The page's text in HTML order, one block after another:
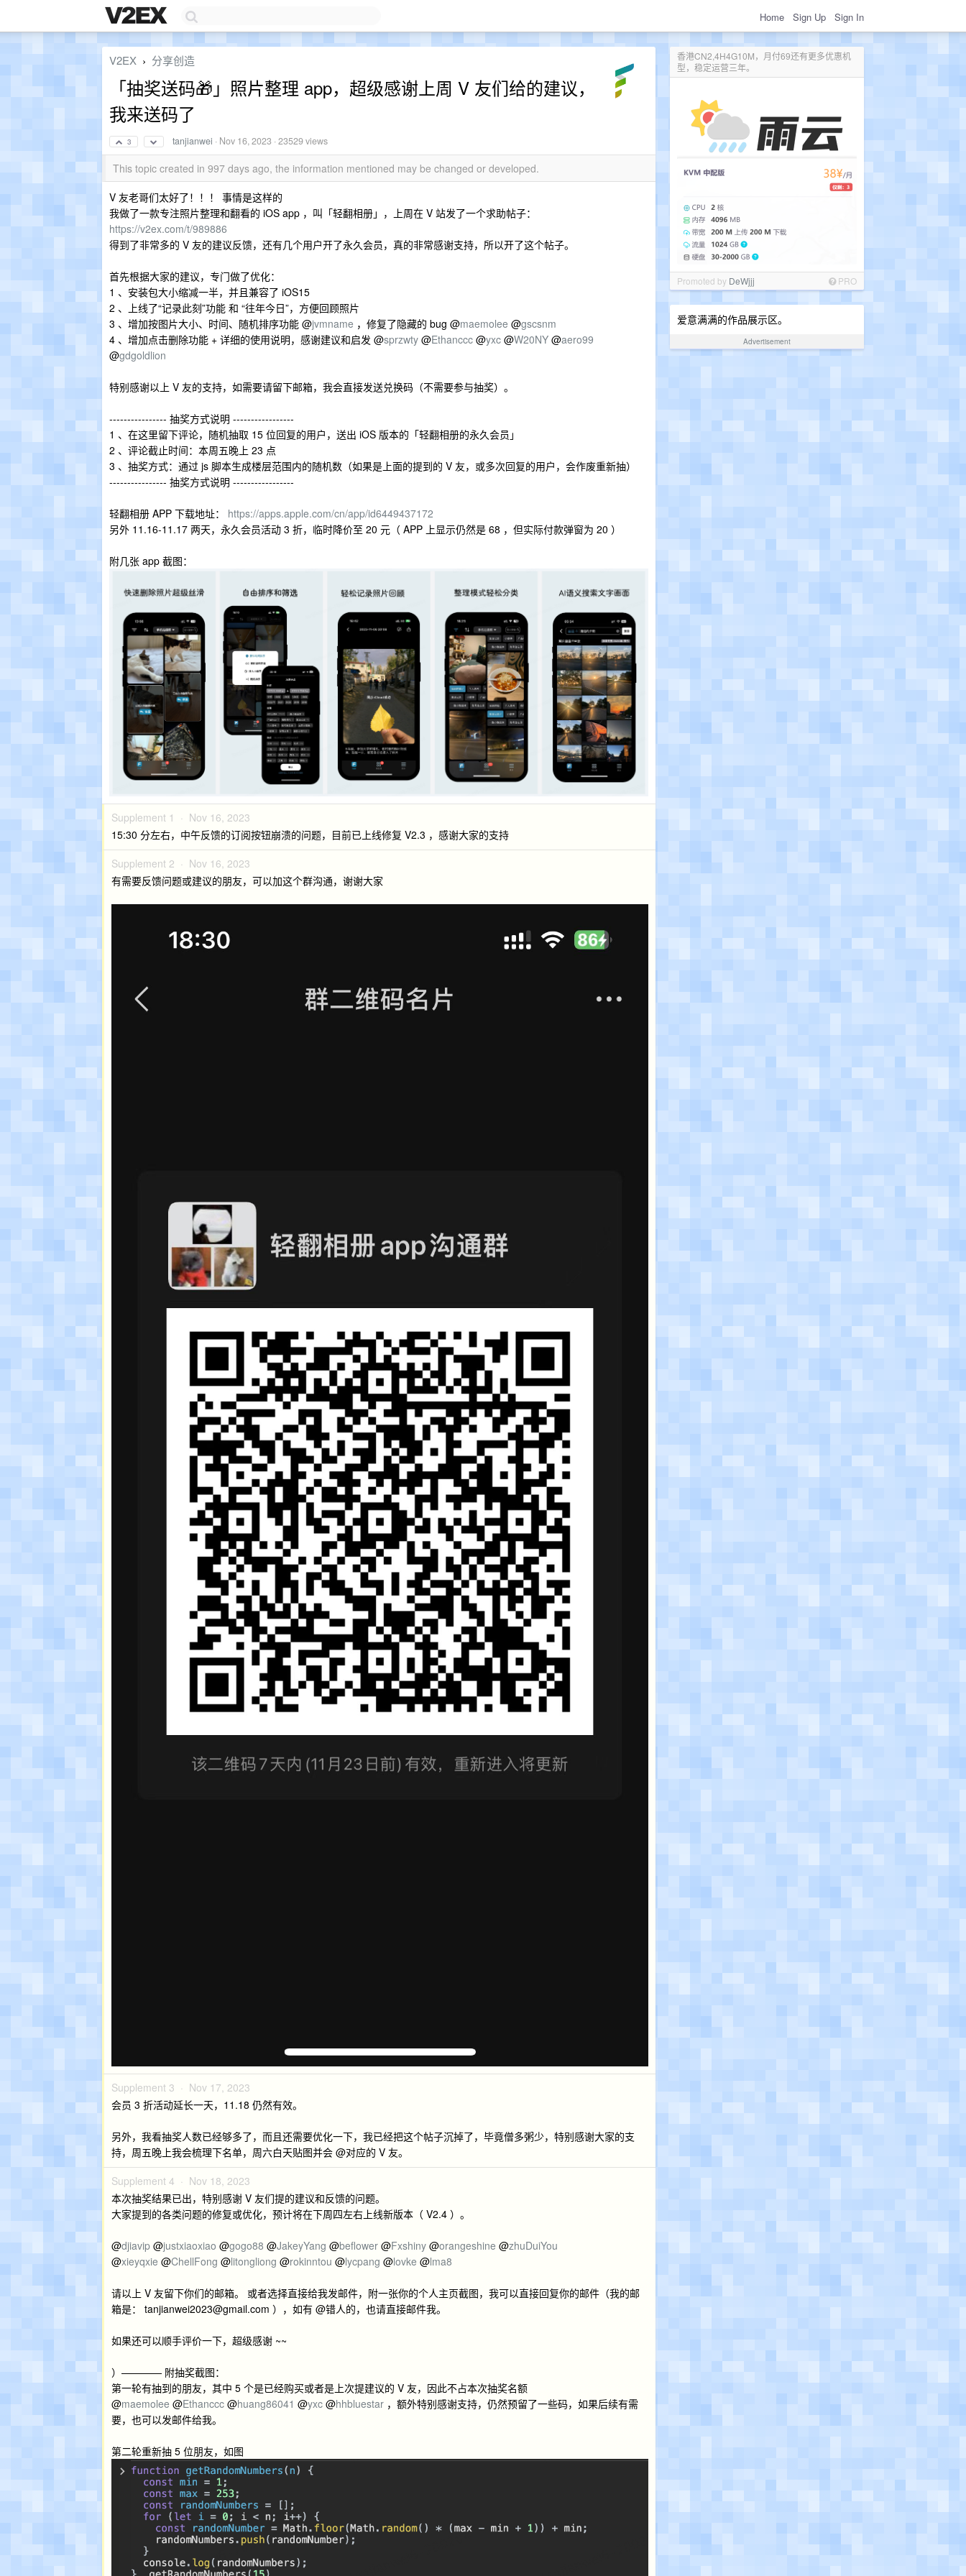
Home Sign Up Sign In
香港CN2,4H4G10M，月付69还有更多优惠机
型，稳定运营三年。
Promoted by DeWjjj PRO
爱意满满的作品展示区。
Advertisement
V2EX › 分享创造
「抽奖送码🎁」照片整理 app，超级感谢上周 V 友们给的建议，
我来送码了
3 tanjianwei · Nov 16, 2023 · 23529 views
This topic created in 997 days ago, the information mentioned may be changed or developed.
V 友老哥们太好了！！！ 事情是这样的
我做了一款专注照片整理和翻看的 iOS app ，叫「轻翻相册」，上周在 V 站发了一个求助帖子：
https://v2ex.com/t/989886
得到了非常多的 V 友的建议反馈，还有几个用户开了永久会员，真的非常感谢支持，所以开了这个帖子。
首先根据大家的建议，专门做了优化：
1 、安装包大小缩减一半，并且兼容了 iOS15
2 、上线了“记录此刻”功能 和 “往年今日”，方便回顾照片
3 、增加按图片大小、时间、随机排序功能 @jvmname ，修复了隐藏的 bug @maemolee @gscsnm
4 、增加点击删除功能 + 详细的使用说明，感谢建议和启发 @sprzwty @Ethanccc @yxc @W20NY @aero99
@gdgoldlion
特别感谢以上 V 友的支持，如需要请留下邮箱，我会直接发送兑换码（不需要参与抽奖）。
---------------- 抽奖方式说明 -----------------
1 、在这里留下评论，随机抽取 15 位回复的用户，送出 iOS 版本的「轻翻相册的永久会员」
2 、评论截止时间：本周五晚上 23 点
3 、抽奖方式：通过 js 脚本生成楼层范围内的随机数（如果是上面的提到的 V 友，或多次回复的用户，会作废重新抽）
---------------- 抽奖方式说明 -----------------
轻翻相册 APP 下载地址： https://apps.apple.com/cn/app/id6449437172
另外 11.16-11.17 两天，永久会员活动 3 折，临时降价至 20 元（ APP 上显示仍然是 68 ，但实际付款弹窗为 20 ）
附几张 app 截图：
Supplement 1 · Nov 16, 2023
15:30 分左右，中午反馈的订阅按钮崩溃的问题，目前已上线修复 V2.3 ，感谢大家的支持
Supplement 2 · Nov 16, 2023
有需要反馈问题或建议的朋友，可以加这个群沟通，谢谢大家
Supplement 3 · Nov 17, 2023
会员 3 折活动延长一天，11.18 仍然有效。
另外，我看抽奖人数已经够多了，而且还需要优化一下，我已经把这个帖子沉掉了，毕竟僧多粥少，特别感谢大家的支
持，周五晚上我会梳理下名单，周六白天贴图并会 @对应的 V 友。
Supplement 4 · Nov 18, 2023
本次抽奖结果已出，特别感谢 V 友们提的建议和反馈的问题。
大家提到的各类问题的修复或优化，预计将在下周四左右上线新版本（ V2.4 ）。
@djiavip @justxiaoxiao @gogo88 @JakeyYang @beflower @Fxshiny @orangeshine @zhuDuiYou
@xieyqxie @ChellFong @litongliong @rokinntou @lycpang @lovke @lma8
请以上 V 友留下你们的邮箱。 或者选择直接给我发邮件，附一张你的个人主页截图，我可以直接回复你的邮件（我的邮
箱是： tanjianwei2023@gmail.com ），如有 @错人的，也请直接邮件我。
如果还可以顺手评价一下，超级感谢 ~~
）———— 附抽奖截图：
第一轮有抽到的朋友，其中 5 个是已经购买或者是上次提建议的 V 友，因此不占本次抽奖名额
@maemolee @Ethanccc @huang86041 @yxc @hhbluestar ，额外特别感谢支持，仍然预留了一些码，如果后续有需
要，也可以发邮件给我。
第二轮重新抽 5 位朋友，如图